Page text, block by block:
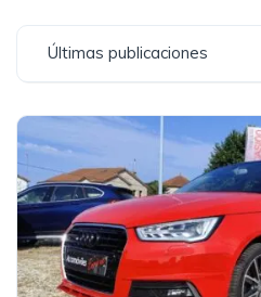
Últimas publicaciones